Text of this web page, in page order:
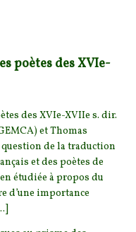
poètes des XVIe-
des XVIe-XVIIe s. dir.
et Thomas
de la traduction
et des poètes de
étudiée à propos du
d’une importance